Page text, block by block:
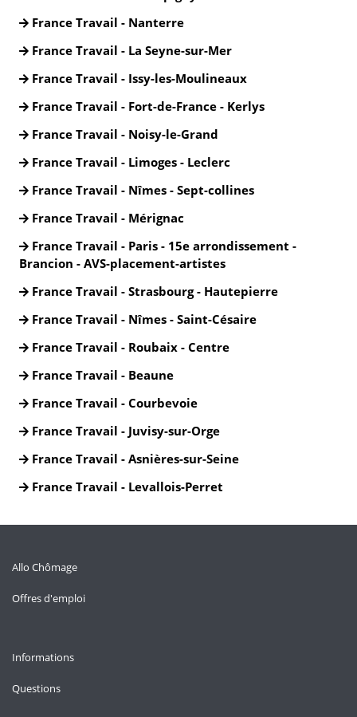
France Travail - Nanterre
France Travail - La Seyne-sur-Mer
France Travail - Issy-les-Moulineaux
France Travail - Fort-de-France - Kerlys
France Travail - Noisy-le-Grand
France Travail - Limoges - Leclerc
France Travail - Nîmes - Sept-collines
France Travail - Mérignac
France Travail - Paris - 15e arrondissement -
Brancion - AVS-placement-artistes
France Travail - Strasbourg - Hautepierre
France Travail - Nîmes - Saint-Césaire
France Travail - Roubaix - Centre
France Travail - Beaune
France Travail - Courbevoie
France Travail - Juvisy-sur-Orge
France Travail - Asnières-sur-Seine
France Travail - Levallois-Perret
Allo Chômage
Offres d'emploi
Informations
Questions